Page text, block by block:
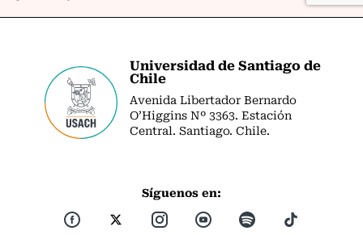
Universidad de Santiago de
Chile
Avenida Libertador Bernardo
O’Higgins Nº 3363. Estación
Central. Santiago. Chile.
Síguenos en: